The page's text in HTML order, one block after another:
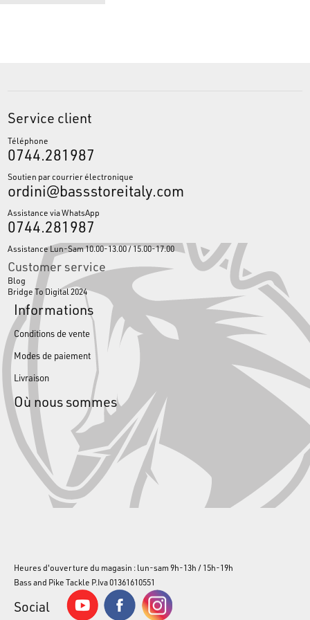
Service client
Téléphone
0744.281987
Soutien par courrier électronique
ordini@bassstoreitaly.com
Assistance via WhatsApp
0744.281987
Assistance Lun-Sam 10.00-13.00 / 15.00-17.00
Customer service
Blog
Bridge To Digital 2024
Informations
Conditions de vente
Modes de paiement
Livraison
Où nous sommes
Heures d'ouverture du magasin : lun-sam 9h-13h / 15h-19h
Bass and Pike Tackle P.Iva 01361610551
Social